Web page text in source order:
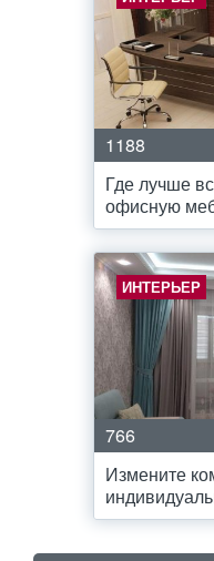
1188
Где лучше
офисную
ИНТЕРЬЕР
766
Измените